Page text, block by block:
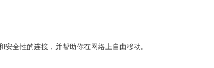
全性的连接，并帮助你在网络上自由移动。